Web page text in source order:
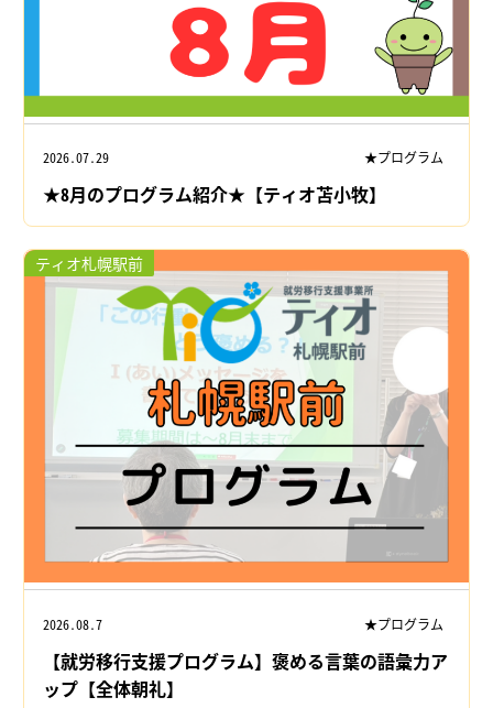
2026.07.29 ★プログラム
★8月のプログラム紹介★【ティオ苫小牧】
ティオ札幌駅前
2026.08.7 ★プログラム
【就労移行支援プログラム】褒める言葉の語彙力ア
ップ【全体朝礼】